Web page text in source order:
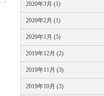
2020年3月 (1)
2020年2月 (1)
2020年1月 (5)
2019年12月 (2)
2019年11月 (3)
2019年10月 (3)